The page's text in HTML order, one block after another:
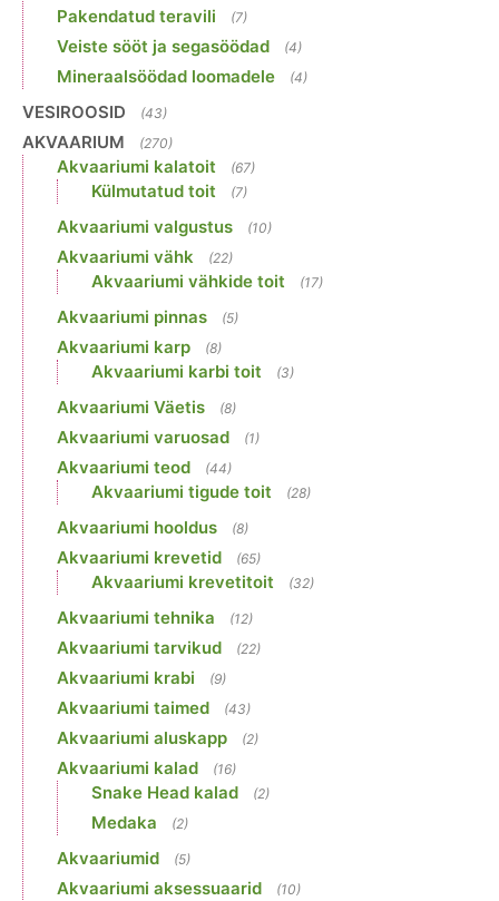
Pakendatud teravili (7)
Veiste sööt ja segasöödad (4)
Mineraalsöödad loomadele (4)
VESIROOSID (43)
AKVAARIUM (270)
Akvaariumi kalatoit (67)
Külmutatud toit (7)
Akvaariumi valgustus (10)
Akvaariumi vähk (22)
Akvaariumi vähkide toit (17)
Akvaariumi pinnas (5)
Akvaariumi karp (8)
Akvaariumi karbi toit (3)
Akvaariumi Väetis (8)
Akvaariumi varuosad (1)
Akvaariumi teod (44)
Akvaariumi tigude toit (28)
Akvaariumi hooldus (8)
Akvaariumi krevetid (65)
Akvaariumi krevetitoit (32)
Akvaariumi tehnika (12)
Akvaariumi tarvikud (22)
Akvaariumi krabi (9)
Akvaariumi taimed (43)
Akvaariumi aluskapp (2)
Akvaariumi kalad (16)
Snake Head kalad (2)
Medaka (2)
Akvaariumid (5)
Akvaariumi aksessuaarid (10)